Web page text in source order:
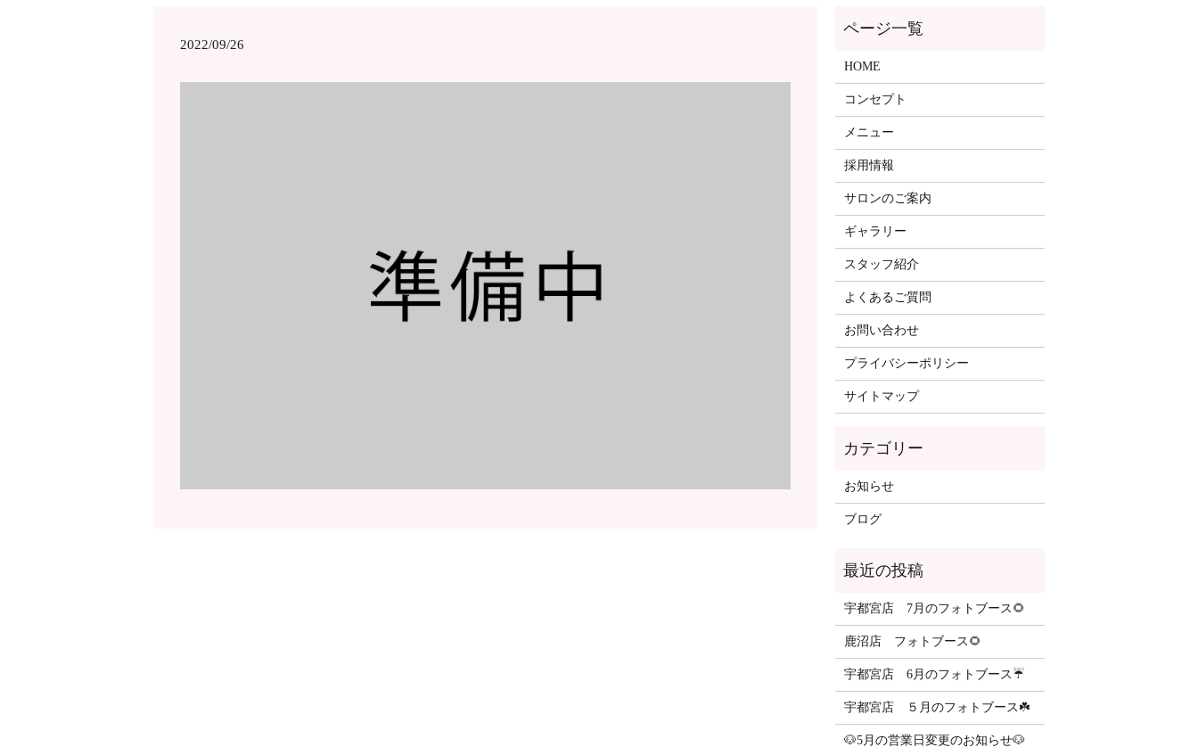
2022/09/26
ページ一覧
HOME
コンセプト
メニュー
採用情報
サロンのご案内
ギャラリー
スタッフ紹介
よくあるご質問
お問い合わせ
プライバシーポリシー
サイトマップ
カテゴリー
お知らせ
ブログ
最近の投稿
宇都宮店 7月のフォトブース🌻
鹿沼店 フォトブース🌻
宇都宮店 6月のフォトブース☔️
宇都宮店 ５月のフォトブース☘️
🐶5月の営業日変更のお知らせ🐶